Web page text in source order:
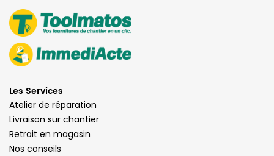
Les Services
Atelier de réparation
Livraison sur chantier
Retrait en magasin
Nos conseils